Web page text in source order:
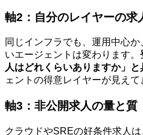
軸2：自分のレイヤーの求
同じインフラでも、運用中心
いエージェントは変わります。
人はどれくらいありますか」と
ェントの得意レイヤーが見えて
軸3：非公開求人の量と質
クラウドやSREの好条件求人